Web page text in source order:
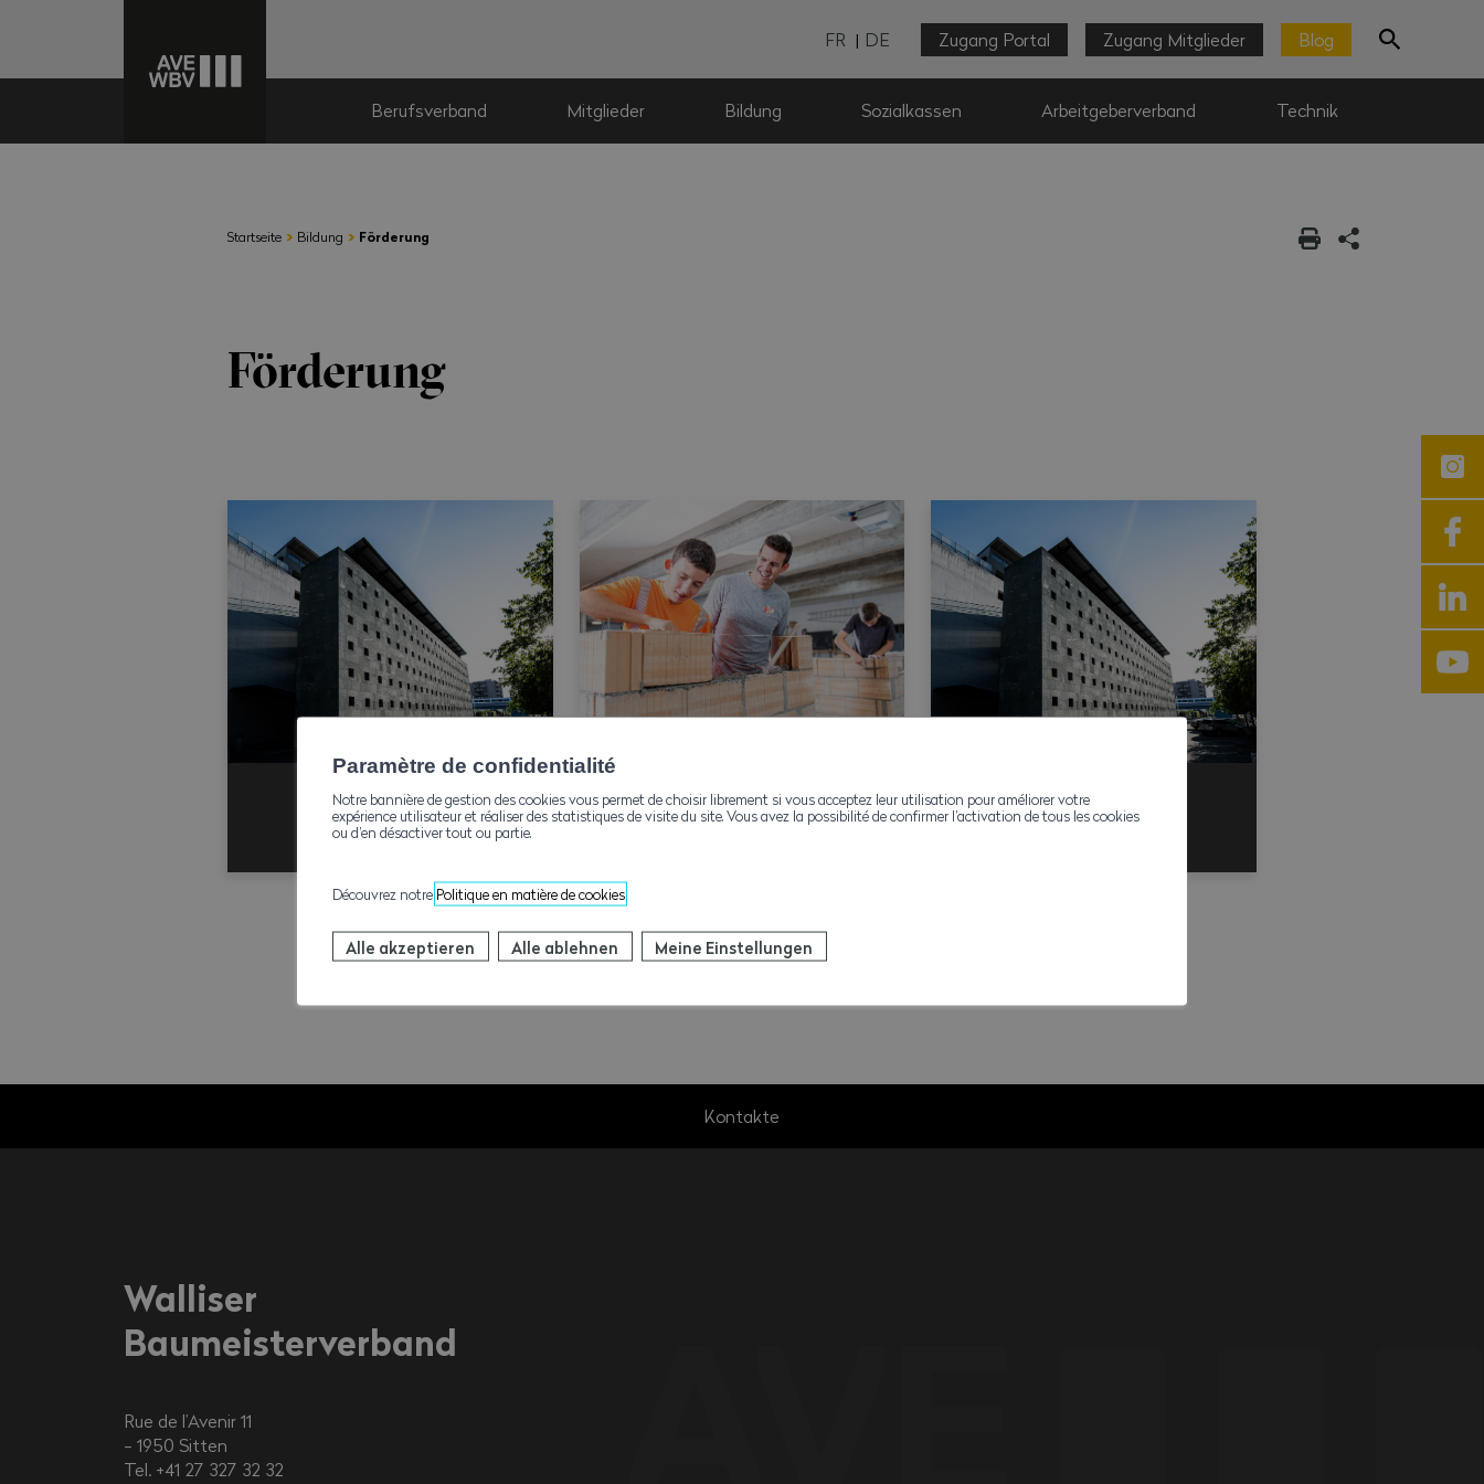
FR DE Zugang Portal Zugang Mitglieder Blog
Berufsverband Mitglieder Bildung Sozialkassen Arbeitgeberverband Technik
Startseite › Bildung › Förderung
Förderung
Karriereplan
Berufsvorstellungen mit
Your Challenge
Kontakte
Walliser
Baumeisterverband
Rue de l’Avenir 11
1950 Sitten
Tel. +41 27 327 32 32
Paramètre de confidentialité
Notre bannière de gestion des cookies vous permet de choisir librement si vous acceptez leur utilisation pour améliorer votre
expérience utilisateur et réaliser des statistiques de visite du site. Vous avez la possibilité de confirmer l’activation de tous les cookies
ou d’en désactiver tout ou partie.
Découvrez notre Politique en matière de cookies
Alle akzeptieren Alle ablehnen Meine Einstellungen